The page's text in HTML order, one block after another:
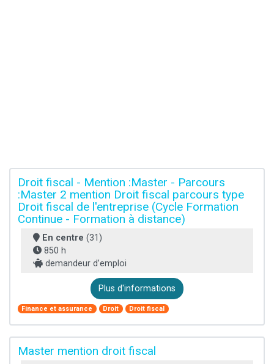
Droit fiscal - Mention :Master - Parcours
:Master 2 mention Droit fiscal parcours type
Droit fiscal de l'entreprise (Cycle Formation
Continue - Formation à distance)
En centre (31)
850 h
demandeur d’emploi
Plus d'informations
Finance et assurance Droit Droit fiscal
Master mention droit fiscal